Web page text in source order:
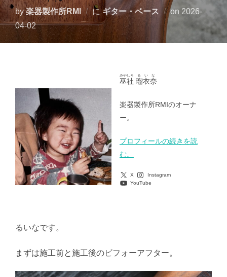
by楽器製作所RMI にギター・ベース on 投
2026-
04-02
巫社
みやしろ
瑠衣奈
るいな
楽器製作所RMIのオーナ
ー。
プロフィールの続きを読
む。
X
Instagram
YouTube
るいなです。
まずは施工前と施工後のビフォーアフター。